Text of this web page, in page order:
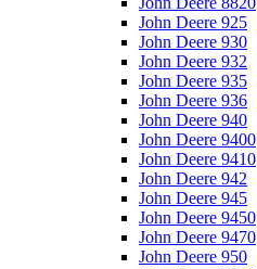
John Deere 925
John Deere 930
John Deere 932
John Deere 935
John Deere 936
John Deere 940
John Deere 9400
John Deere 9410
John Deere 942
John Deere 945
John Deere 9450
John Deere 9470
John Deere 950